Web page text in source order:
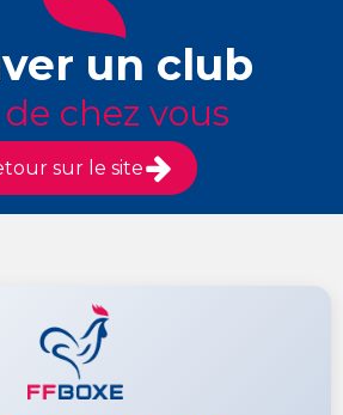
un club
de chez vous
sur le site